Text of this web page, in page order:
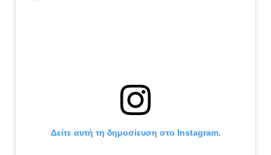
Δείτε αυτή τη δημοσίευση στο Instagram.